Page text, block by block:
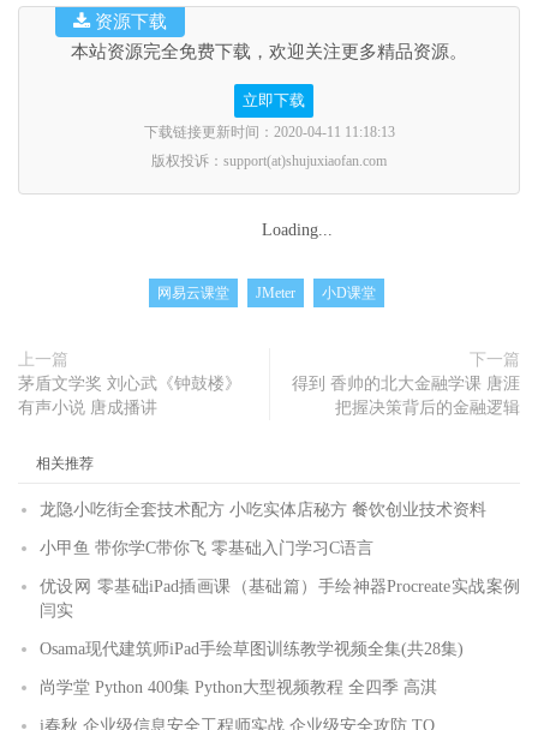
本站资源完全免费下载，欢迎关注更多精品资源。
立即下载
下载链接更新时间：2020-04-11 11:18:13
版权投诉：support(at)shujuxiaofan.com
资源下载
Loading...
网易云课堂 JMeter 小D课堂
上一篇
茅盾文学奖 刘心武《钟鼓楼》
有声小说 唐成播讲
下一篇
得到 香帅的北大金融学课 唐涯
把握决策背后的金融逻辑
相关推荐
龙隐小吃街全套技术配方 小吃实体店秘方 餐饮创业技术资料
小甲鱼 带你学C带你飞 零基础入门学习C语言
优设网 零基础iPad插画课（基础篇）手绘神器Procreate实战案例
闫实
Osama现代建筑师iPad手绘草图训练教学视频全集(共28集)
尚学堂 Python 400集 Python大型视频教程 全四季 高淇
i春秋 企业级信息安全工程师实战 企业级安全攻防 TQ